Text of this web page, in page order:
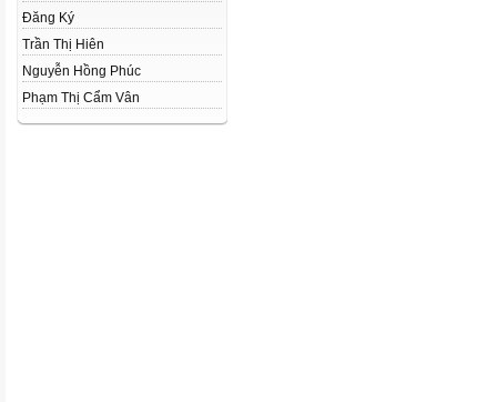
Đăng Ký
Trần Thị Hiên
Nguyễn Hồng Phúc
Phạm Thị Cẩm Vân